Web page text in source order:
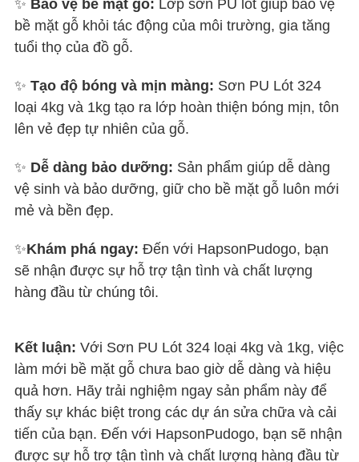
✨ Bảo vệ bề mặt gỗ: Lớp sơn PU lót giúp bảo vệ
bề mặt gỗ khỏi tác động của môi trường, gia tăng
tuổi thọ của đồ gỗ.
✨ Tạo độ bóng và mịn màng: Sơn PU Lót 324
loại 4kg và 1kg tạo ra lớp hoàn thiện bóng mịn, tôn
lên vẻ đẹp tự nhiên của gỗ.
✨ Dễ dàng bảo dưỡng: Sản phẩm giúp dễ dàng
vệ sinh và bảo dưỡng, giữ cho bề mặt gỗ luôn mới
mẻ và bền đẹp.
✨Khám phá ngay: Đến với HapsonPudogo, bạn
sẽ nhận được sự hỗ trợ tận tình và chất lượng
hàng đầu từ chúng tôi.
Kết luận: Với Sơn PU Lót 324 loại 4kg và 1kg, việc
làm mới bề mặt gỗ chưa bao giờ dễ dàng và hiệu
quả hơn. Hãy trải nghiệm ngay sản phẩm này để
thấy sự khác biệt trong các dự án sửa chữa và cải
tiến của bạn. Đến với HapsonPudogo, bạn sẽ nhận
được sự hỗ trợ tận tình và chất lượng hàng đầu từ